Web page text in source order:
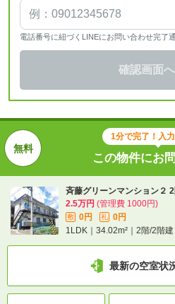
電話番号に紐づくLINEにお問い合わせ完了
確認画面
1分で完了！入力
この物件にお
斉藤グリーンマンション２
2.5万円 (管理費 1000円)
敷 0円 礼
0円
1LDK｜34.02m²｜2階/2階建
最新の空室状